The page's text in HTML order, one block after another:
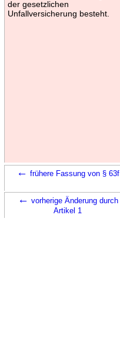
der gesetzlichen
Unfallversicherung besteht.
← frühere Fassung von § 63f
← vorherige Änderung durch
Artikel 1